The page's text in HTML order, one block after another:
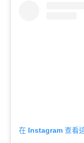
在 Instagram 查看